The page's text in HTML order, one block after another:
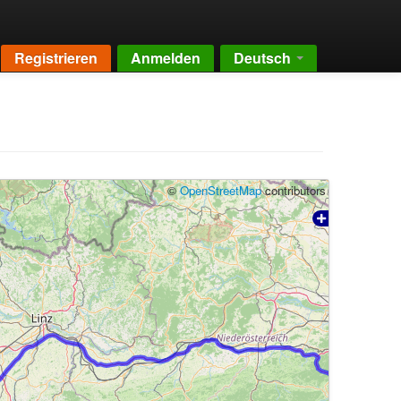
Registrieren Anmelden Deutsch
©OpenStreetMapcontributors